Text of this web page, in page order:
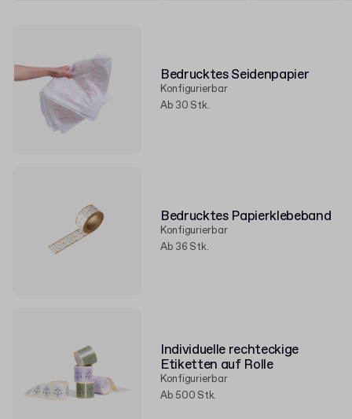
Bedrucktes Seidenpapier
Konfigurierbar
Ab 30 Stk.
Bedrucktes Papierklebeband
Konfigurierbar
Ab 36 Stk.
Individuelle rechteckige
Etiketten auf Rolle
Konfigurierbar
Ab 500 Stk.